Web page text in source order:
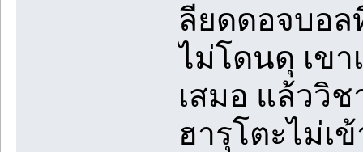
ลียดดอจบอล
ไม่โดนดุ เขา
เสมอ แล้ววิ
ฮารุโตะไม่เ